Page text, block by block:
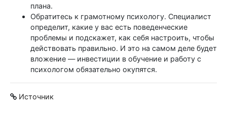
плана.
Обратитесь к грамотному психологу. Специалист
определит, какие у вас есть поведенческие
проблемы и подскажет, как себя настроить, чтобы
действовать правильно. И это на самом деле будет
вложение — инвестиции в обучение и работу с
психологом обязательно окупятся.
Источник